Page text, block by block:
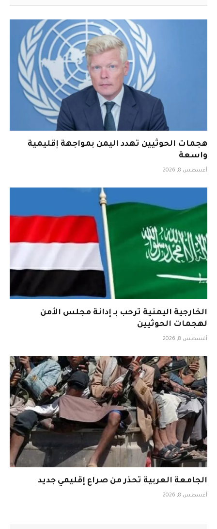
هجمات الحوثيين تهدد اليمن بمواجهة إقليمية
واسعة
أغسطس 8, 2026
الخارجية اليمنية ترحب بـ إدانة مجلس الأمن
لهجمات الحوثيين
أغسطس 8, 2026
الجامعة العربية تحذر من صراع إقليمي جديد
أغسطس 8, 2026